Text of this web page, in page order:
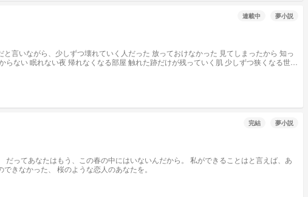
連載中 夢小説
完結 夢小説
なたを忘れずに生きていく、それだけなの。 だから、私はこれからも桜を見るたびに思い出すよ。 ほんのわずかな間しか美しく咲くことのできなかった、 桜のような恋人のあなたを。